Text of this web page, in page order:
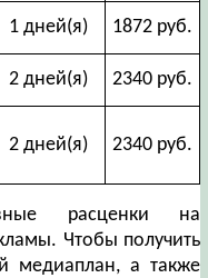
1 дней(я)
1872 руб.
2 дней(я)
2340 руб.
2 дней(я) 2340 руб.
расценки на
Чтобы получить
медиаплан, а также